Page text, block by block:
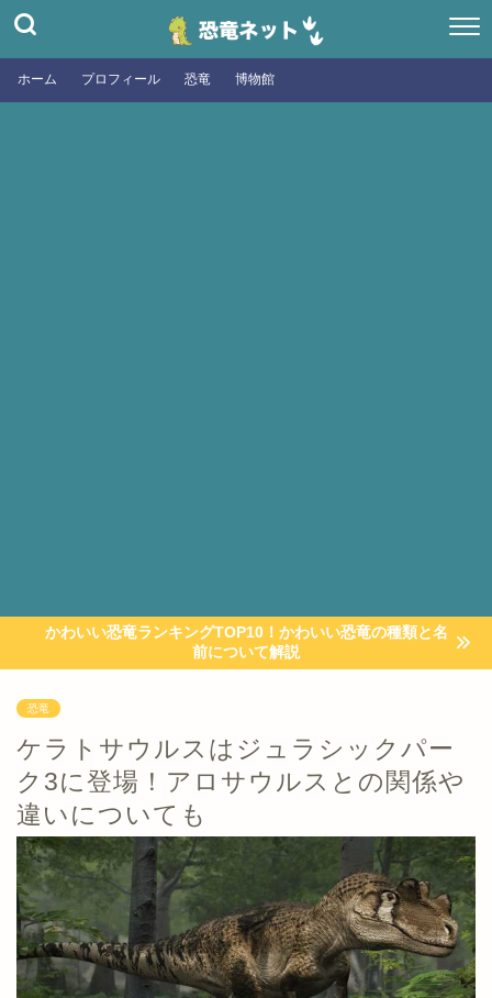
ホーム プロフィール 恐竜 博物館
かわいい恐竜ランキングTOP10！かわいい恐竜の種類と名
前について解説
恐竜
ケラトサウルスはジュラシックパー
ク3に登場！アロサウルスとの関係や
違いについても